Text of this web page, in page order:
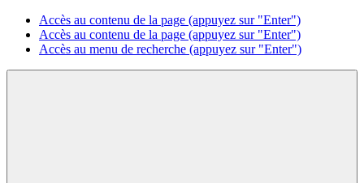
Accès au contenu de la page (appuyez sur "Enter")
Accès au contenu de la page (appuyez sur "Enter")
Accès au menu de recherche (appuyez sur "Enter")